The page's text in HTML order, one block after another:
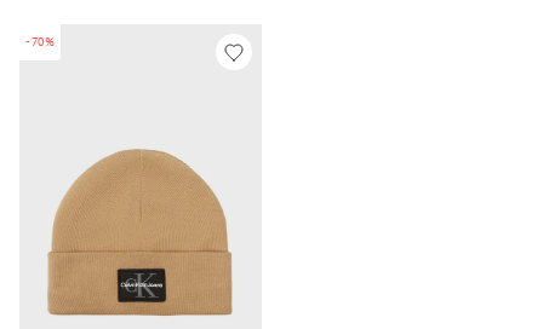
-70%